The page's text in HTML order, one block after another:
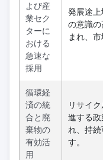
よび産
業セク
ターに
おける
急速な
採用
発展途
の意識
まれ、
循環経
済の統
合と廃
棄物の
有効活
用
リサイ
進する
れ、持
す。